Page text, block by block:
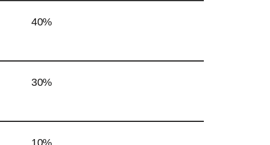
40%
30%
10%